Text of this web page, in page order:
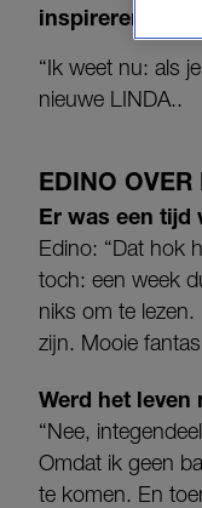
inspireren.
“Ik weet nu: als
nieuwe LINDA..
EDINO OVER
Er was een tijd
Edino: “Dat hok
toch: een week
niks om te
zijn. Mooie
Werd het leven
“Nee,
Omdat ik geen
te komen. En